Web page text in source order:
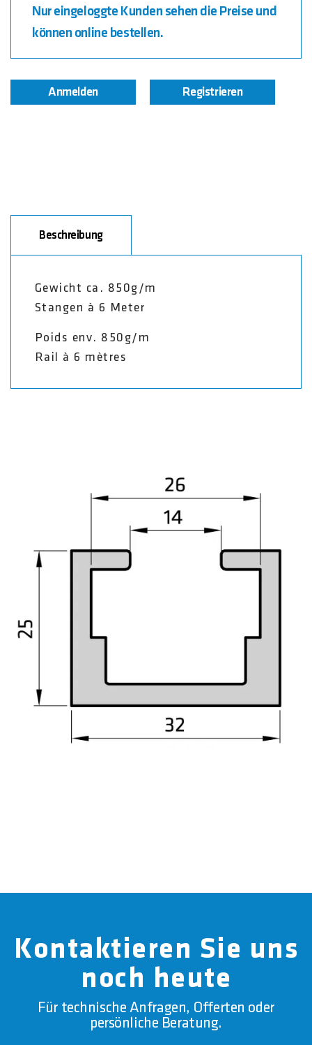
Nur eingeloggte Kunden sehen die Preise und
können online bestellen.
Anmelden Registrieren
Beschreibung
Gewicht ca. 850g/m
Stangen à 6 Meter
Poids env. 850g/m
Rail à 6 mètres
Kontaktieren Sie uns
noch heute
Für technische Anfragen, Offerten oder
persönliche Beratung.